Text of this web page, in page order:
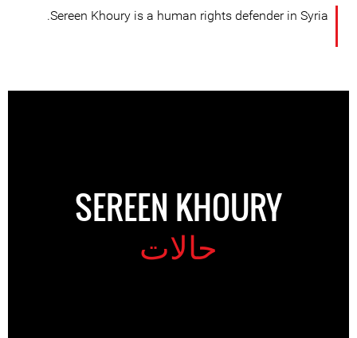
Sereen Khoury is a human rights defender in Syria.
SEREEN KHOURY
حالات